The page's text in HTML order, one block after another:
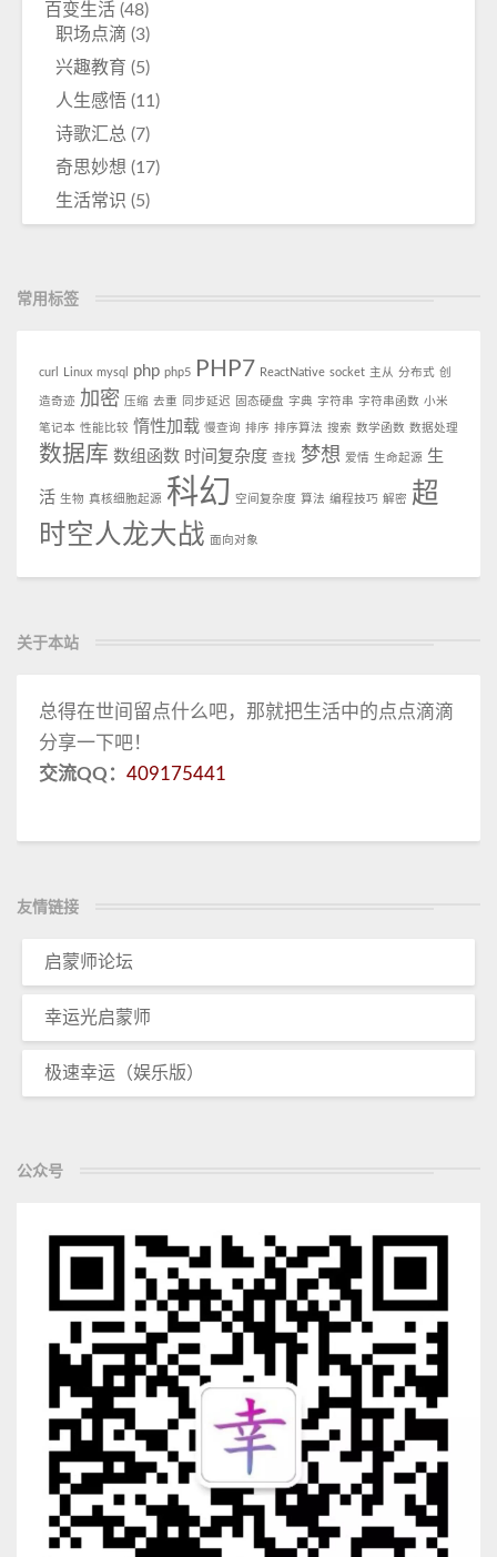
百变生活 (48)
职场点滴 (3)
兴趣教育 (5)
人生感悟 (11)
诗歌汇总 (7)
奇思妙想 (17)
生活常识 (5)
常用标签
curl Linux mysql php php5 PHP7 ReactNative socket 主从 分布式 创
造奇迹 加密 压缩 去重 同步延迟 固态硬盘 字典 字符串 字符串函数 小米
笔记本 性能比较 惰性加载 慢查询 排序 排序算法 搜索 数学函数 数据处理
数据库 数组函数 时间复杂度 查找 梦想 爱情 生命起源 生
活 生物 真核细胞起源 科幻 空间复杂度 算法 编程技巧 解密 超
时空人龙大战 面向对象
关于本站
总得在世间留点什么吧，那就把生活中的点点滴滴
分享一下吧！
交流QQ： 409175441
友情链接
启蒙师论坛
幸运光启蒙师
极速幸运（娱乐版）
公众号